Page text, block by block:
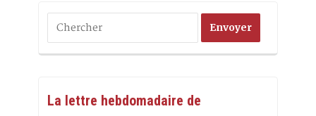
La lettre hebdomadaire de